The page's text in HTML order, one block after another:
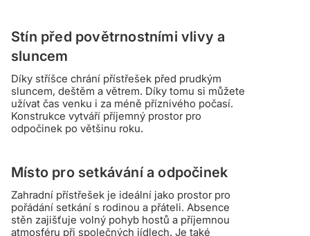
Stín před povětrnostními vlivy a
sluncem
Díky stříšce chrání přístřešek před prudkým
sluncem, deštěm a větrem. Díky tomu si můžete
užívat čas venku i za méně příznivého počasí.
Konstrukce vytváří příjemný prostor pro
odpočinek po většinu roku.
Místo pro setkávání a odpočinek
Zahradní přístřešek je ideální jako prostor pro
pořádání setkání s rodinou a přáteli. Absence
stěn zajišťuje volný pohyb hostů a příjemnou
atmosféru při společných jídlech. Je také